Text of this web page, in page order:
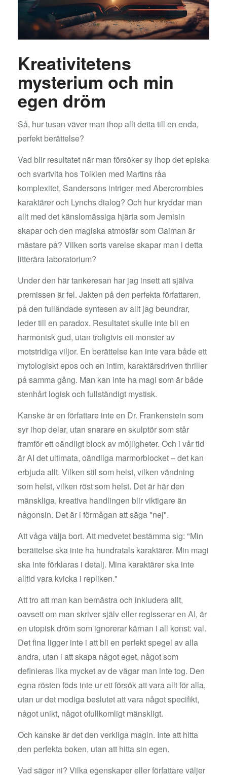
Kreativitetens
mysterium och min
egen dröm
Så, hur tusan väver man ihop allt detta till en enda,
perfekt berättelse?
Vad blir resultatet när man försöker sy ihop det episka
och svartvita hos Tolkien med Martins råa
komplexitet, Sandersons intriger med Abercrombies
karaktärer och Lynchs dialog? Och hur kryddar man
allt med det känslomässiga hjärta som Jemisin
skapar och den magiska atmosfär som Gaiman är
mästare på? Vilken sorts varelse skapar man i detta
litterära laboratorium?
Under den här tankeresan har jag insett att själva
premissen är fel. Jakten på den perfekta författaren,
på den fulländade syntesen av allt jag beundrar,
leder till en paradox. Resultatet skulle inte bli en
harmonisk gud, utan troligtvis ett monster av
motstridiga viljor. En berättelse kan inte vara både ett
mytologiskt epos och en intim, karaktärsdriven thriller
på samma gång. Man kan inte ha magi som är både
stenhårt logisk och fullständigt mystisk.
Kanske är en författare inte en Dr. Frankenstein som
syr ihop delar, utan snarare en skulptör som står
framför ett oändligt block av möjligheter. Och i vår tid
är AI det ultimata, oändliga marmorblocket – det kan
erbjuda allt. Vilken stil som helst, vilken vändning
som helst, vilken röst som helst. Det är här den
mänskliga, kreativa handlingen blir viktigare än
någonsin. Det är i förmågan att säga "nej".
Att våga välja bort. Att medvetet bestämma sig: "Min
berättelse ska inte ha hundratals karaktärer. Min magi
ska inte förklaras i detalj. Mina karaktärer ska inte
alltid vara kvicka i repliken."
Att tro att man kan bemästra och inkludera allt,
oavsett om man skriver själv eller regisserar en AI, är
en utopisk dröm som ignorerar kärnan i all konst: val.
Det fina ligger inte i att bli en perfekt spegel av alla
andra, utan i att skapa något eget, något som
definieras lika mycket av de vägar man inte tog. Den
egna rösten föds inte ur ett försök att vara allt för alla,
utan ur det modiga beslutet att vara något specifikt,
något unikt, något ofullkomligt mänskligt.
Och kanske är det den verkliga magin. Inte att hitta
den perfekta boken, utan att hitta sin egen.
Vad säger ni? Vilka egenskaper eller författare väljer